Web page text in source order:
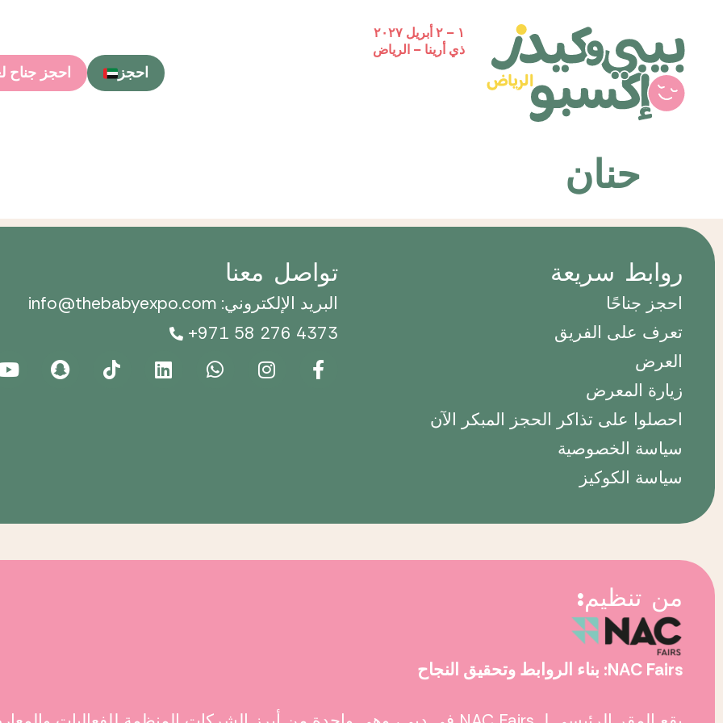
١ – ٢ أبريل ٢٠٢٧
ذي أرينا – الرياض
احجز احجز جناح لعام
حنان
روابط سريعة
احجز جناحًا
تعرف على الفريق
العرض
زيارة المعرض
احصلوا على تذاكر الحجز المبكر الآن
سياسة الخصوصية
سياسة الكوكيز
تواصل معنا
البريد الإلكتروني: info@thebabyexpo.com
+971 58 276 4373
من تنظيم:
NAC Fairs: بناء الروابط وتحقيق النجاح